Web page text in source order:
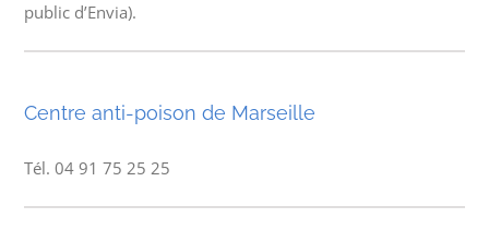
public d’Envia).
Centre anti-poison de Marseille
Tél. 04 91 75 25 25